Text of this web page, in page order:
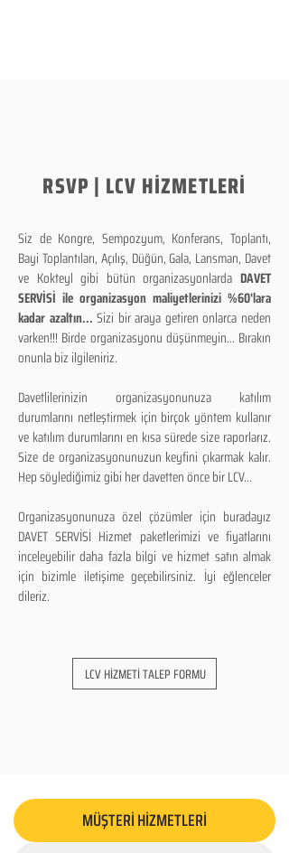
RSVP | LCV HİZMETLERİ
Siz de Kongre, Sempozyum, Konferans, Toplantı,
Bayi Toplantıları, Açılış, Düğün, Gala, Lansman, Davet
ve Kokteyl gibi bütün organizasyonlarda DAVET
SERVİSİ ile organizasyon maliyetlerinizi %60'lara
kadar azaltın...Sizi bir araya getiren onlarca neden
varken!!! Birde organizasyonu düşünmeyin... Bırakın
onunla biz ilgileniriz.
Davetlilerinizin organizasyonunuza katılım
durumlarını netleştirmek için birçok yöntem kullanır
ve katılım durumlarını en kısa sürede size raporlarız.
Size de organizasyonunuzun keyfini çıkarmak kalır.
Hep söylediğimiz gibi her davetten önce bir LCV...
Organizasyonunuza özel çözümler için buradayız
DAVET SERVİSİ Hizmet paketlerimizi ve fiyatlarını
inceleyebilir daha fazla bilgi ve hizmet satın almak
için bizimle iletişime geçebilirsiniz. İyi eğlenceler
dileriz.
LCV HİZMETİ TALEP FORMU
MÜŞTERİ HİZMETLERİ